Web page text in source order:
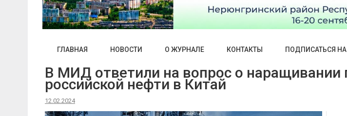
ГЛАВНАЯ НОВОСТИ О ЖУРНАЛЕ КОНТАКТЫ ПОДПИСАТЬСЯ
В МИД ответили на вопрос о наращивании
российской нефти в Китай
12.02.2024